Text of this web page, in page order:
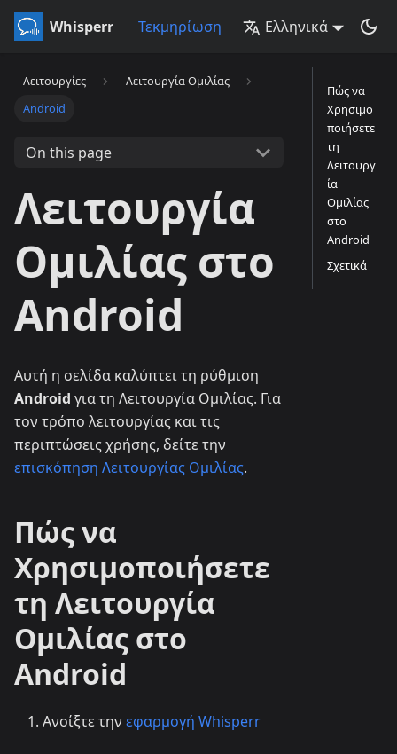
Whisperr Τεκμηρίωση Ελληνικά
Λειτουργίες
Λειτουργία Ομιλίας
Android
On this page
Λειτουργία
Ομιλίας στο
Android
Αυτή η σελίδα καλύπτει τη ρύθμιση
Android για τη Λειτουργία Ομιλίας. Για
τον τρόπο λειτουργίας και τις
περιπτώσεις χρήσης, δείτε την
επισκόπηση Λειτουργίας Ομιλίας.
Πώς να
Χρησιμοποιήσετε
τη Λειτουργία
Ομιλίας στο
Android
Ανοίξτε την εφαρμογή Whisperr
Πώς να
Χρησιμο
ποιήσετε
τη
Λειτουργ
ία
Ομιλίας
στο
Android
Σχετικά